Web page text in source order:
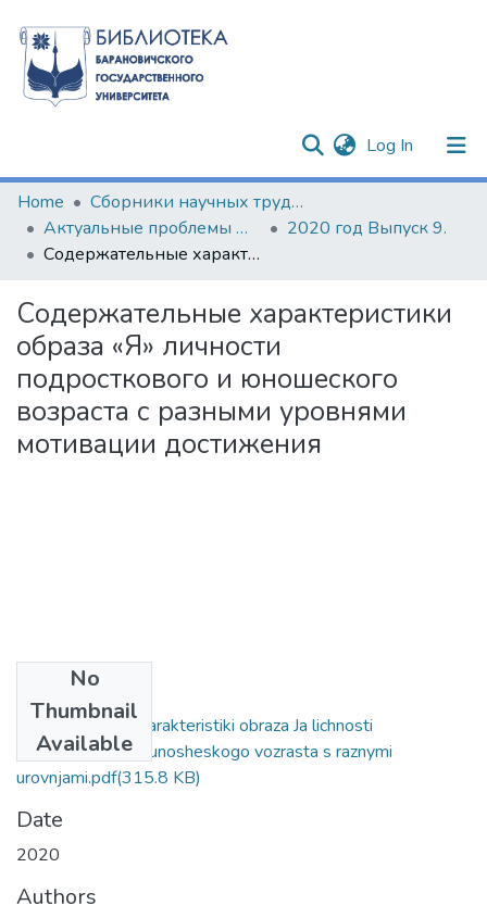
Log In (current)
Communities & Collections
All of DSpace
Home
Сборники научных трудов
Актуальные проблемы формирования психолого-педагогической культуры будущих специалистов
2020 год Выпуск 9.
Содержательные характеристики образа «Я» личности подросткового и юношеского возраста с разными уровнями мотивации достижения
Содержательные характеристики
образа «Я» личности
подросткового и юношеского
возраста с разными уровнями
мотивации достижения
No
Thumbnail
Available
Soderzhatelnye harakteristiki obraza Ja lichnosti
podrostkovogo i junosheskogo vozrasta s raznymi
urovnjami.pdf(315.8 KB)
Date
2020
Authors